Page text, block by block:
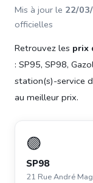
Mis à jour le 22/
officielles
Retrouvez les prix
: SP95, SP98,
station(s)-service
au meilleur prix.
🟣
SP98
21 Rue André